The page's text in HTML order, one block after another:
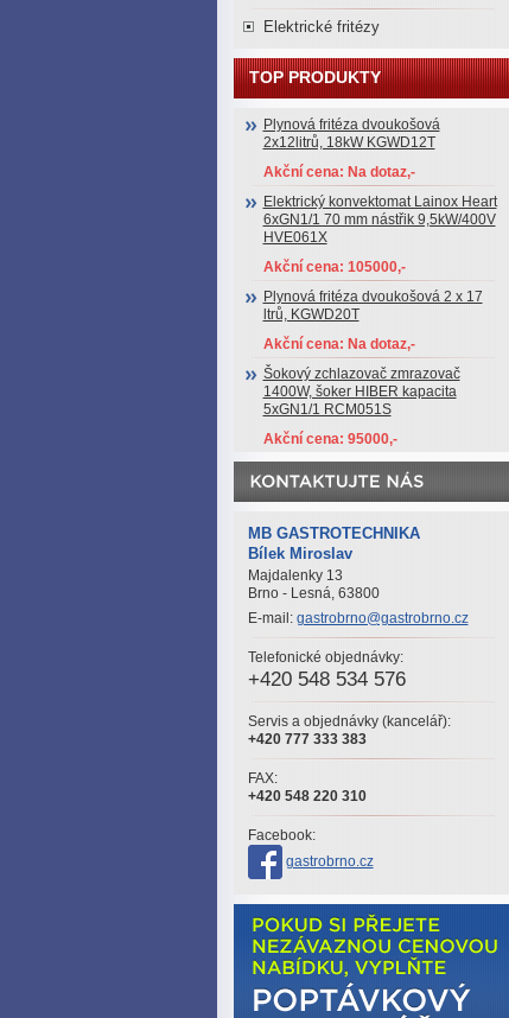
Elektrické fritézy
TOP PRODUKTY
Plynová fritéza dvoukošová
2x12litrů, 18kW KGWD12T
Akční cena: Na dotaz,-
Elektrický konvektomat Lainox Heart
6xGN1/1 70 mm nástřik 9,5kW/400V
HVE061X
Akční cena: 105000,-
Plynová fritéza dvoukošová 2 x 17
ltrů, KGWD20T
Akční cena: Na dotaz,-
Šokový zchlazovač zmrazovač
1400W, šoker HIBER kapacita
5xGN1/1 RCM051S
Akční cena: 95000,-
MB GASTROTECHNIKA
Bílek Miroslav
Majdalenky 13
Brno - Lesná, 63800
E-mail: gastrobrno@gastrobrno.cz
Telefonické objednávky:
+420 548 534 576
Servis a objednávky (kancelář):
+420 777 333 383
FAX:
+420 548 220 310
Facebook:
gastrobrno.cz